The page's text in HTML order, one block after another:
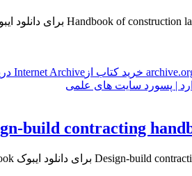
| پسورد سایت های علمی